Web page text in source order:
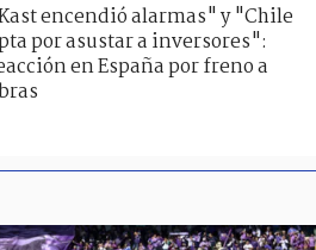
encendió alarmas" y "Chile
por asustar a inversores":
en España por freno a